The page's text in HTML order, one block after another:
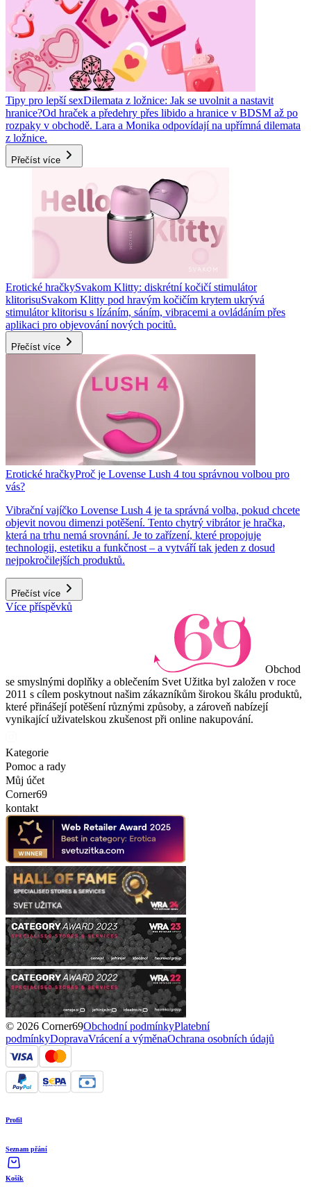
Tipy pro lepší sexDilemata z ložnice: Jak se uvolnit a nastavit
hranice?Od hraček a předehry přes libido a hranice v BDSM až po
rozpaky v obchodě. Lara a Monika odpovídají na upřímná dilemata
z ložnice.
Přečíst více
Erotické hračkySvakom Klitty: diskrétní kočičí stimulátor
klitorisuSvakom Klitty pod hravým kočičím krytem ukrývá
stimulátor klitorisu s lízáním, sáním, vibracemi a ovládáním přes
aplikaci pro objevování nových pocitů.
Přečíst více
Erotické hračkyProč je Lovense Lush 4 tou správnou volbou pro
vás?
Vibrační vajíčko Lovense Lush 4 je ta správná volba, pokud chcete
objevit novou dimenzi potěšení. Tento chytrý vibrátor je hračka,
která na trhu nemá srovnání. Je to zařízení, které propojuje
technologii, estetiku a funkčnost – a vytváří tak jeden z dosud
nejpokročilejších produktů.
Přečíst více
Více příspěvků
Obchod
se smyslnými doplňky a oblečením Svet Užitka byl založen v roce
2011 s cílem poskytnout našim zákazníkům širokou škálu produktů,
které přinášejí potěšení různými způsoby, a zároveň nabízejí
vynikající uživatelskou zkušenost při online nakupování.
Kategorie
Pomoc a rady
Můj účet
Corner69
kontakt
© 2026 Corner69Obchodní podmínkyPlatební
podmínkyDopravaVrácení a výměnaOchrana osobních údajů
Profil
Seznam přání
Košík